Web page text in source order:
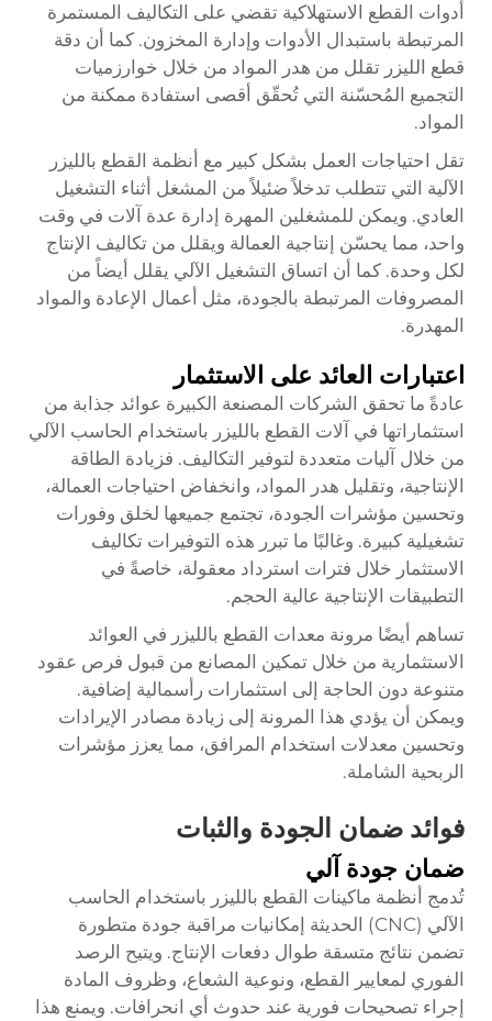
أدوات القطع الاستهلاكية تقضي على التكاليف المستمرة
المرتبطة باستبدال الأدوات وإدارة المخزون. كما أن دقة
قطع الليزر تقلل من هدر المواد من خلال خوارزميات
التجميع المُحسّنة التي تُحقّق أقصى استفادة ممكنة من
المواد.
تقل احتياجات العمل بشكل كبير مع أنظمة القطع بالليزر
الآلية التي تتطلب تدخلاً ضئيلاً من المشغل أثناء التشغيل
العادي. ويمكن للمشغلين المهرة إدارة عدة آلات في وقت
واحد، مما يحسّن إنتاجية العمالة ويقلل من تكاليف الإنتاج
لكل وحدة. كما أن اتساق التشغيل الآلي يقلل أيضاً من
المصروفات المرتبطة بالجودة، مثل أعمال الإعادة والمواد
المهدرة.
اعتبارات العائد على الاستثمار
عادةً ما تحقق الشركات المصنعة الكبيرة عوائد جذابة من
استثماراتها في آلات القطع بالليزر باستخدام الحاسب الآلي
من خلال آليات متعددة لتوفير التكاليف. فزيادة الطاقة
الإنتاجية، وتقليل هدر المواد، وانخفاض احتياجات العمالة،
وتحسين مؤشرات الجودة، تجتمع جميعها لخلق وفورات
تشغيلية كبيرة. وغالبًا ما تبرر هذه التوفيرات تكاليف
الاستثمار خلال فترات استرداد معقولة، خاصةً في
التطبيقات الإنتاجية عالية الحجم.
تساهم أيضًا مرونة معدات القطع بالليزر في العوائد
الاستثمارية من خلال تمكين المصانع من قبول فرص عقود
متنوعة دون الحاجة إلى استثمارات رأسمالية إضافية.
ويمكن أن يؤدي هذا المرونة إلى زيادة مصادر الإيرادات
وتحسين معدلات استخدام المرافق، مما يعزز مؤشرات
الربحية الشاملة.
فوائد ضمان الجودة والثبات
ضمان جودة آلي
تُدمج أنظمة ماكينات القطع بالليزر باستخدام الحاسب
الآلي (CNC) الحديثة إمكانيات مراقبة جودة متطورة
تضمن نتائج متسقة طوال دفعات الإنتاج. ويتيح الرصد
الفوري لمعايير القطع، ونوعية الشعاع، وظروف المادة
إجراء تصحيحات فورية عند حدوث أي انحرافات. ويمنع هذا